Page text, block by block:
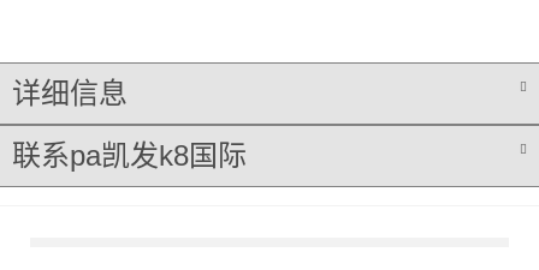
详细信息
联系pa凯发k8国际